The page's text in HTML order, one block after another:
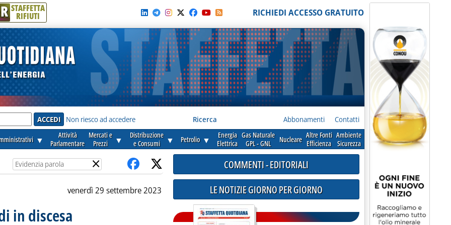
R STAFFETTA
RIFIUTI RICHIEDI ACCESSO GRATUITO
Non riesco ad accedere Ricerca Abbonamenti Contatti
▼
Attività
Parlamentare
Mercati e
Prezzi
▼
Distribuzione
e Consumi
▼ Petrolio ▼
Energia
Elettrica
Gas Naturale
GPL - GNL
Nucleare Altre Fonti
Efficienza
Ambiente
Sicurezza
×
venerdì 29 settembre 2023
in discesa
COMMENTI - EDITORIALI
LE NOTIZIE GIORNO PER GIORNO